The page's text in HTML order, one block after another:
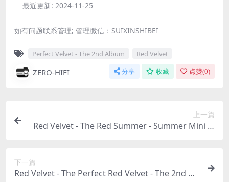
最近更新: 2024-11-25
如有问题联系管理; 管理微信：SUIXINSHIBEI
Perfect Velvet - The 2nd Album Red Velvet
ZERO-HIFI 分享 收藏 点赞(0)
上一篇
Red Velvet - The Red Summer - Summer Mini Al
下一篇
Red Velvet - The Perfect Red Velvet - The 2nd Al